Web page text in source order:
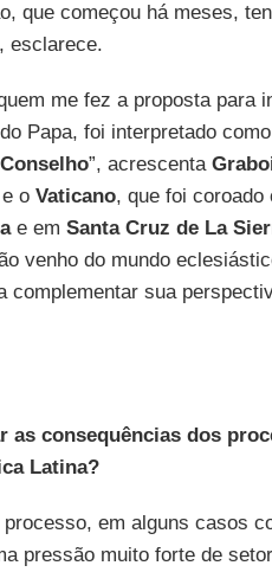
que começou há meses,
esclarece.
me fez a proposta para
Papa, foi interpretado
Conselho”, acrescenta
o Vaticano, que foi coroado
e em Santa Cruz de La
venho do mundo
complementar sua
as consequências dos
Latina?
em alguns casos
pressão muito forte de